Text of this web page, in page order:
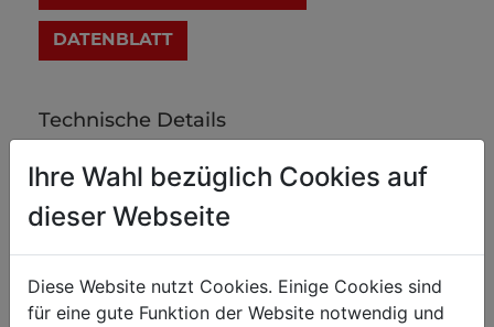
DATENBLATT
Technische Details
Ihre Wahl bezüglich Cookies auf
dieser Webseite
Diese Website nutzt Cookies. Einige Cookies sind
für eine gute Funktion der Website notwendig und